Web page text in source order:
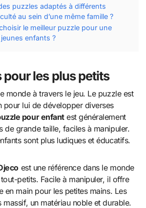
puzzles adaptés à différents
au sein d’une même famille ?
le meilleur puzzle pour une
enfants ?
pour les plus petits
monde à travers le jeu. Le puzzle est
pour lui de développer diverses
pour enfantest généralement
de grande taille, faciles à manipuler.
sont plus ludiques et éducatifs.
est une référence dans le monde
petits. Facile à manipuler, il offre
en main pour les petites mains. Les
massif, un matériau noble et durable.